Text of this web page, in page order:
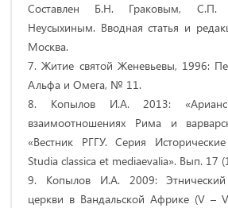
Составлен Б.Н. Граковым, С.П.
Неусыхиным. Вводная статья и
Москва.
7. Житие святой Женевьевы, 1996:
Альфа и Омега, № 11.
8. Копылов И.А. 2013:
взаимоотношениях Рима и
«Вестник РГГУ. Серия
Studia classica et mediaevalia». Вып. 17
9. Копылов И.А. 2009: Этнический
церкви в Вандальской Африке (V –